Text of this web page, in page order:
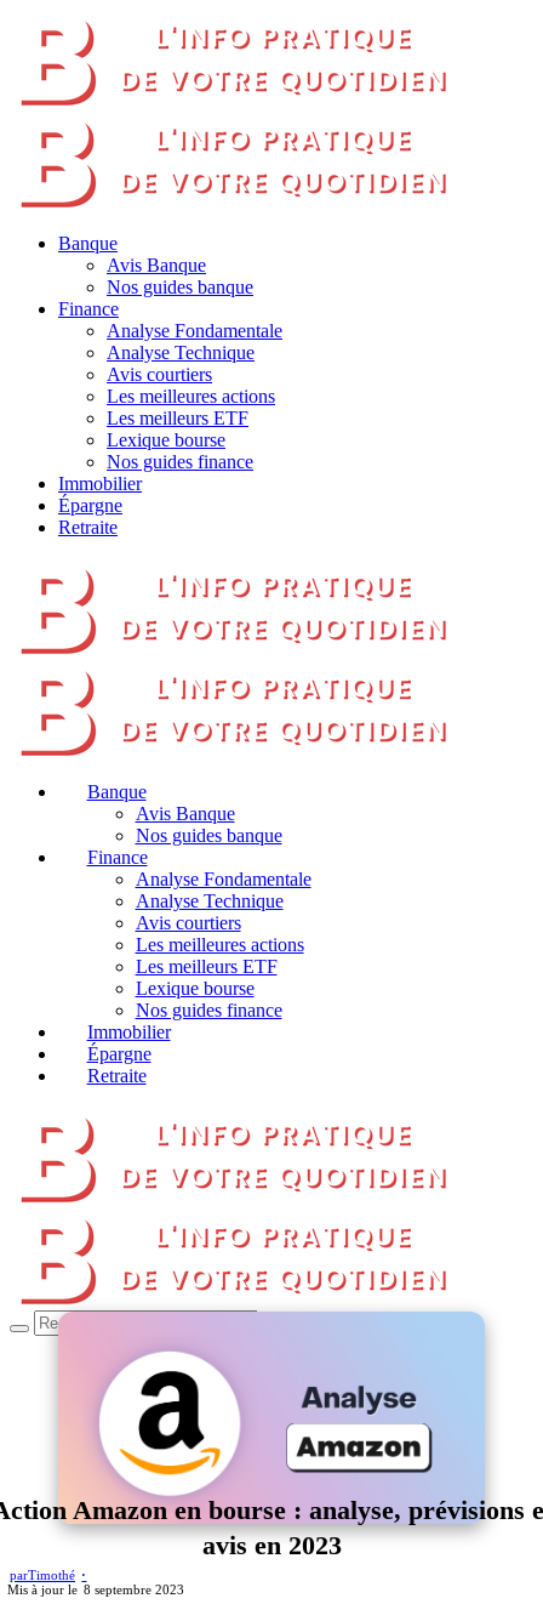
Banque
Avis Banque
Nos guides banque
Finance
Analyse Fondamentale
Analyse Technique
Avis courtiers
Les meilleures actions
Les meilleurs ETF
Lexique bourse
Nos guides finance
Immobilier
Épargne
Retraite
Banque
Avis Banque
Nos guides banque
Finance
Analyse Fondamentale
Analyse Technique
Avis courtiers
Les meilleures actions
Les meilleurs ETF
Lexique bourse
Nos guides finance
Immobilier
Épargne
Retraite
Amazon en bourse : analyse, prévisions
avis en 2023
parTimothé
8 septembre 2023